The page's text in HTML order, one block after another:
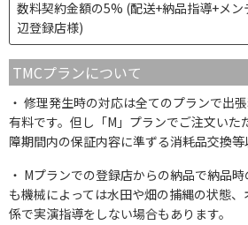
数料契約金額の5% (配送+納品指導+メ
辺登録店様)
TMCプランについて
修理発生時の対応は全てのプランで出
有料です。但し「M」プランでご注文いた
障期間内の保証内容に準ずる消耗品交換等
Mプランでの登録店からの納品で納品
も機械によっては水田や畑の捕縄の状態
係で実演指導をしない場合もあります。